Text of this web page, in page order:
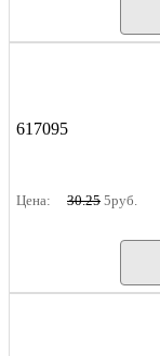
617095
Цена: 30.25 5руб.